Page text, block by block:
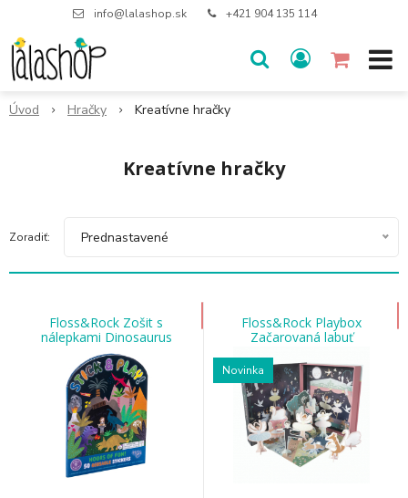
info@lalashop.sk +421 904 135 114
Úvod Hračky Kreatívne hračky
Kreatívne hračky
Zoradiť: Prednastavené
Floss&Rock Zošit s
nálepkami Dinosaurus
Floss&Rock Playbox
Začarovaná labuť
Novinka